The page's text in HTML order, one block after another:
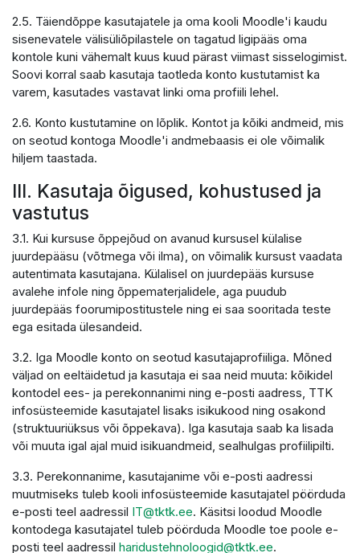
2.5. Täiendõppe kasutajatele ja oma kooli Moodle'i kaudu
sisenevatele välisüliõpilastele on tagatud ligipääs oma
kontole kuni vähemalt kuus kuud pärast viimast sisselogimist.
Soovi korral saab kasutaja taotleda konto kustutamist ka
varem, kasutades vastavat linki oma profiili lehel.
2.6. Konto kustutamine on lõplik. Kontot ja kõiki andmeid, mis
on seotud kontoga Moodle'i andmebaasis ei ole võimalik
hiljem taastada.
III. Kasutaja õigused, kohustused ja
vastutus
3.1. Kui kursuse õppejõud on avanud kursusel külalise
juurdepääsu (võtmega või ilma), on võimalik kursust vaadata
autentimata kasutajana. Külalisel on juurdepääs kursuse
avalehe infole ning õppematerjalidele, aga puudub
juurdepääs foorumipostitustele ning ei saa sooritada teste
ega esitada ülesandeid.
3.2. Iga Moodle konto on seotud kasutajaprofiiliga. Mõned
väljad on eeltäidetud ja kasutaja ei saa neid muuta: kõikidel
kontodel ees- ja perekonnanimi ning e-posti aadress, TTK
infosüsteemide kasutajatel lisaks isikukood ning osakond
(struktuuriüksus või õppekava). Iga kasutaja saab ka lisada
või muuta igal ajal muid isikuandmeid, sealhulgas profiilipilti.
3.3. Perekonnanime, kasutajanime või e-posti aadressi
muutmiseks tuleb kooli infosüsteemide kasutajatel pöörduda
e-posti teel aadressil IT@tktk.ee. Käsitsi loodud Moodle
kontodega kasutajatel tuleb pöörduda Moodle toe poole e-
posti teel aadressil haridustehnoloogid@tktk.ee.